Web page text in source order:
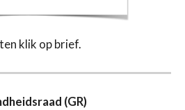
klik op brief.
(GR)